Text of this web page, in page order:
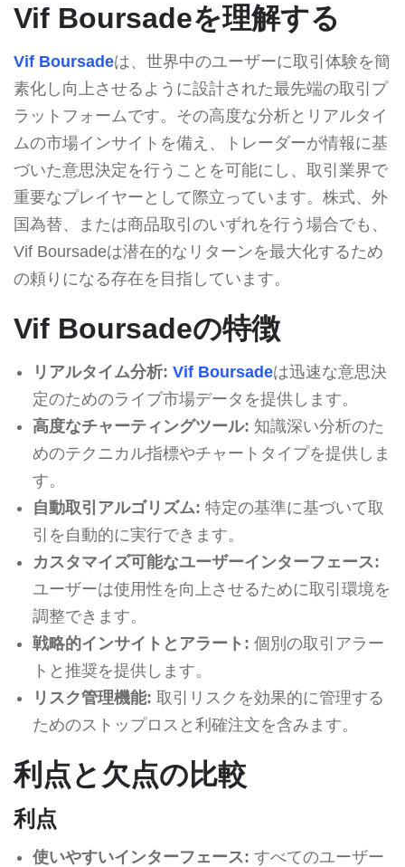
Vif Boursadeを理解する
Vif Boursadeは、世界中のユーザーに取引体験を簡
素化し向上させるように設計された最先端の取引プ
ラットフォームです。その高度な分析とリアルタイ
ムの市場インサイトを備え、トレーダーが情報に基
づいた意思決定を行うことを可能にし、取引業界で
重要なプレイヤーとして際立っています。株式、外
国為替、または商品取引のいずれを行う場合でも、
Vif Boursadeは潜在的なリターンを最大化するため
の頼りになる存在を目指しています。
Vif Boursadeの特徴
リアルタイム分析: Vif Boursadeは迅速な意思決
定のためのライブ市場データを提供します。
高度なチャーティングツール: 知識深い分析のた
めのテクニカル指標やチャートタイプを提供しま
す。
自動取引アルゴリズム: 特定の基準に基づいて取
引を自動的に実行できます。
カスタマイズ可能なユーザーインターフェース:
ユーザーは使用性を向上させるために取引環境を
調整できます。
戦略的インサイトとアラート: 個別の取引アラー
トと推奨を提供します。
リスク管理機能: 取引リスクを効果的に管理する
ためのストップロスと利確注文を含みます。
利点と欠点の比較
利点
使いやすいインターフェース: すべてのユーザー